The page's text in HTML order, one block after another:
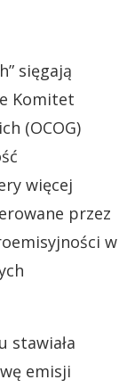
sięgają
Komitet
(OCOG)
więcej
przez
w
stawiała
emisji